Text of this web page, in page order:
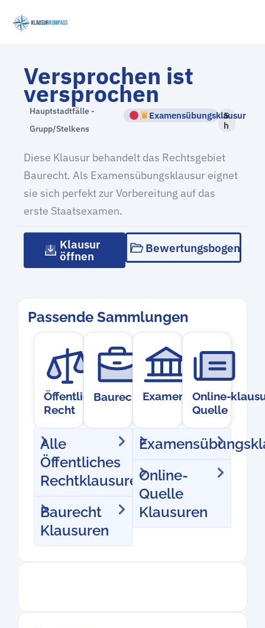
Inhalt
Versprochen ist
versprochen
Hauptstadtfälle -
Grupp/Stelkens
Examensübungsklausur
5
h
Diese Klausur behandelt das Rechtsgebiet
Baurecht. Als Examensübungsklausur eignet
sie sich perfekt zur Vorbereitung auf das
erste Staatsexamen.
Klausur
öffnen
Bewertungsbogen
Passende Sammlungen
Öffentliches
Recht
Baurecht
Online-
Quelle
Alle
Öffentliches
Rechtklausuren
Baurecht
Klausuren
Online-
Quelle
Klausuren